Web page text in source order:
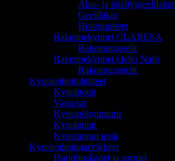
Alus- ja päällysgeelilakat
Geelilakat
Hoitotuotteet
Rakennekynnet CLARESA
Rakennusgeelit
Rakennekynnet Ocho Nails
Rakennusgeelit
Kynsienhoitolaitteet
Kynsiporat
Varaosat
Kynsipölynimurit
Kynsiuunit
Kynsiporan terät
Kynsienhoitotarvikkeet
Harjoituskädet ja sormet